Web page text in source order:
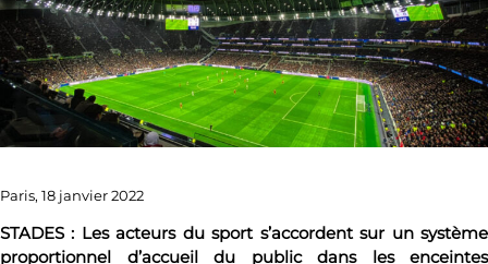
Paris, 18 janvier 2022
STADES : Les acteurs du sport s’accordent sur un système
proportionnel d’accueil du public dans les enceintes